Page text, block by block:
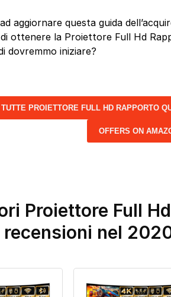
aggiornare questa guida
ottenere la Proiettore Full Hd
dovremmo iniziare?
TUTTE PROIETTORE FULL HD RAPPORTO
OFFERS ON
Proiettore Full
recensioni nel